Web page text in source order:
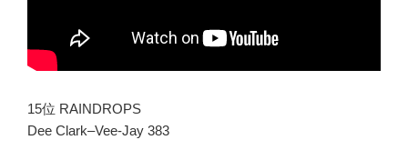
15位 RAINDROPS
Dee Clark–Vee-Jay 383